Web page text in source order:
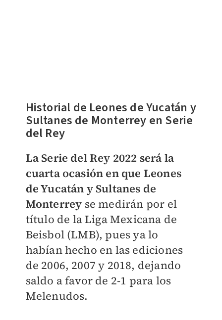
Historial de Leones de Yucatán y
Sultanes de Monterrey en Serie
del Rey
La Serie del Rey 2022 será la
cuarta ocasión en que Leones
de Yucatán y Sultanes de
Monterrey se medirán por el
título de la Liga Mexicana de
Beisbol (LMB), pues ya lo
habían hecho en las ediciones
de 2006, 2007 y 2018, dejando
saldo a favor de 2-1 para los
Melenudos.